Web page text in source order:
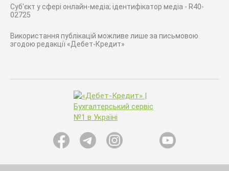
Суб'єкт у сфері онлайн-медіа; ідентифікатор медіа - R40-
02725
Використання публікацій можливе лише за письмовою
згодою редакції «Дебет-Кредит»